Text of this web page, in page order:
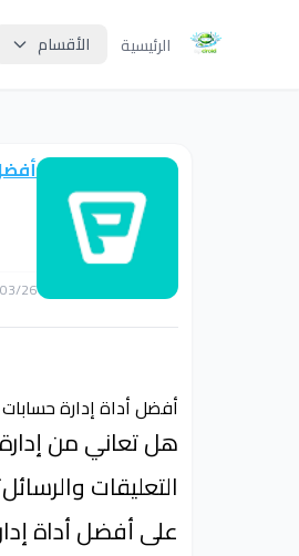
الرئيسية الأقسام
26
أفضل أداة إدارة
هل تعاني من
التعليقات
على أفضل أداة